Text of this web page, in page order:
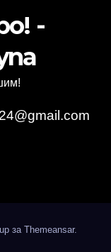
-
за Themeansar.